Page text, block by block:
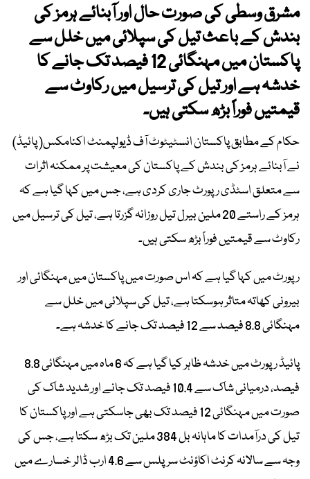
مشرق وسطی کی صورت حال اور آبنائے ہرمز کی
بندش کے باعث تیل کی سپلائی میں خلل سے
پاکستان میں مہنگائی 12 فیصد تک جانے کا
خدشہ ہے اور تیل کی ترسیل میں رکاوٹ سے
قیمتیں فوراً بڑھ سکتی ہیں۔
حکام کے مطابق پاکستان انسٹیٹوٹ آف ڈیولپمنٹ اکنامکس( پائیڈ)
نے آبنائے ہرمز کی بندش کے پاکستان کی معیشت پر ممکنہ اثرات
سے متعلق اسٹڈی رپورٹ جاری کردی ہے، جس میں کہا گیا ہے کہ
ہرمز کے راستے 20 ملین بیرل تیل روزانہ گزرتا ہے، تیل کی ترسیل میں
رکاوٹ سے قیمتیں فوراً بڑھ سکتی ہیں۔
رپورٹ میں کہا گیا ہے کہ اس صورت میں پاکستان میں مہنگائی اور
بیرونی کھاتہ متاثر ہوسکتا ہے، تیل کی سپلائی میں خلل سے
مہنگائی 8.8 فیصد سے 12 فیصد تک جانے کا خدشہ ہے۔
پائیڈ رپورٹ میں خدشہ ظاہر کیا گیا ہے کہ 6 ماہ میں مہنگائی 8.8
فیصد، درمیانی شاک سے 10.4 فیصد تک جانے اور شدید شاک کی
صورت میں مہنگائی 12 فیصد تک بھی جاسکتی ہے اور پاکستان کا
تیل کی درآمدات کا ماہانہ بل 384 ملین تک بڑھ سکتا ہے، جس کی
وجہ سے سالانہ کرنٹ اکاؤنٹ سرپلس سے 4.6 ارب ڈالر خسارے میں